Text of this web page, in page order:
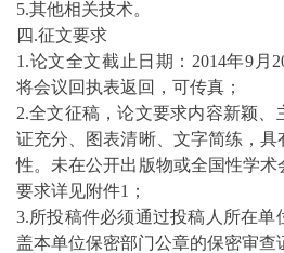
5.其他相关技术。
四.征文要求
1.论文全文截止日期：2014年9月
将会议回执表返回，可传真；
2.全文征稿，论文要求内容新颖
证充分、图表清晰、文字简练，具
性。未在公开出版物或全国性学
要求详见附件1；
3.所投稿件必须通过投稿人所在单
盖本单位保密部门公章的保密审查